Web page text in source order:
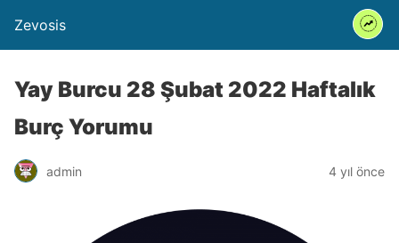
Zevosis
Yay Burcu 28 Şubat 2022 Haftalık
Burç Yorumu
admin 4 yıl önce